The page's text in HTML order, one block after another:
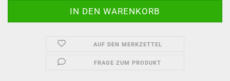
AUF DEN MERKZETTEL
FRAGE ZUM PRODUKT